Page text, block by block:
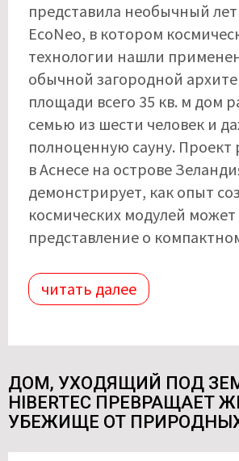
представила необычный
EcoNeo, в котором
технологии нашли
обычной загородной
площади всего 35 кв. м дом
семью из шести человек и
полноценную сауну. Проект
в Аснесе на острове
демонстрирует, как опыт
космических модулей
представление о
читать далее
ДОМ, УХОДЯЩИЙ ПОД
HIBERTEC ПРЕВРАЩАЕТ
УБЕЖИЩЕ ОТ